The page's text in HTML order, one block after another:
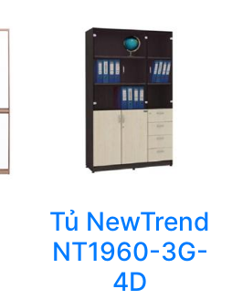
Tủ NewTrend
NT1960-3G-
4D